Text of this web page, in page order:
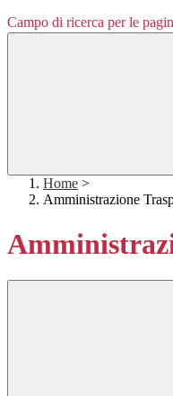
Campo di ricerca per le
Home >
Amministrazione